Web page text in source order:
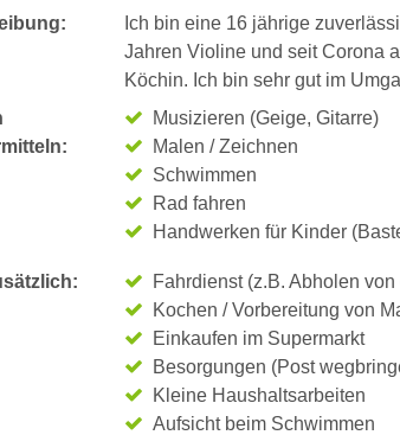
Ich bin eine 16 jährige
Jahren Violine und seit Corona
Köchin. Ich bin sehr gut im
Musizieren (Geige, Gitarre)
Malen / Zeichnen
Schwimmen
Rad fahren
Handwerken für Kinder
Fahrdienst (z.B. Abholen von
Kochen / Vorbereitung von
Einkaufen im Supermarkt
Besorgungen (Post
Kleine Haushaltsarbeiten
Aufsicht beim Schwimmen